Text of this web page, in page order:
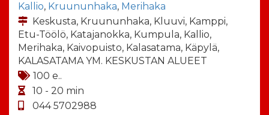
Kallio, Kruununhaka, Merihaka
Keskusta, Kruununhaka, Kluuvi, Kamppi,
Etu-Töölö, Katajanokka, Kumpula, Kallio,
Merihaka, Kaivopuisto, Kalasatama, Käpylä,
KALASATAMA YM. KESKUSTAN ALUEET
100 e..
10 - 20 min
044 5702988